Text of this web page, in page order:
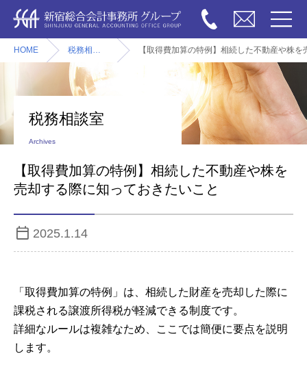
HOME 税務相談室 【取得費加算の特例】相続した不動産や株
税務相談室
Archives
【取得費加算の特例】相続した不動産や株を
売却する際に知っておきたいこと
2025.1.14
「取得費加算の特例」は、相続した財産を売却した際に
課税される譲渡所得税が軽減できる制度です。
詳細なルールは複雑なため、ここでは簡便に要点を説明
します。